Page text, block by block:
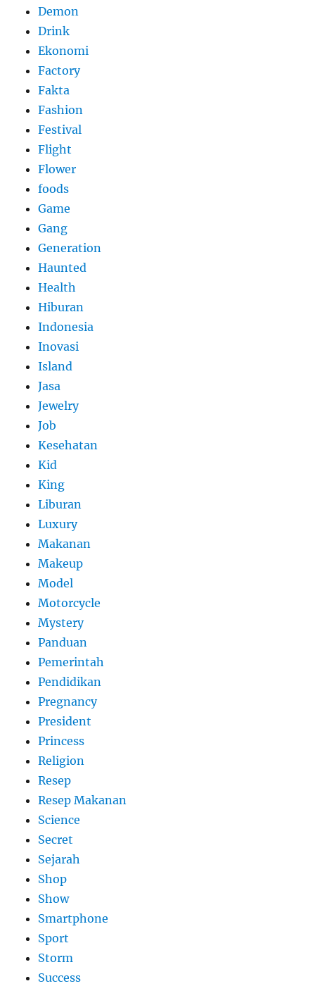
Demon
Drink
Ekonomi
Factory
Fakta
Fashion
Festival
Flight
Flower
foods
Game
Gang
Generation
Haunted
Health
Hiburan
Indonesia
Inovasi
Island
Jasa
Jewelry
Job
Kesehatan
Kid
King
Liburan
Luxury
Makanan
Makeup
Model
Motorcycle
Mystery
Panduan
Pemerintah
Pendidikan
Pregnancy
President
Princess
Religion
Resep
Resep Makanan
Science
Secret
Sejarah
Shop
Show
Smartphone
Sport
Storm
Success